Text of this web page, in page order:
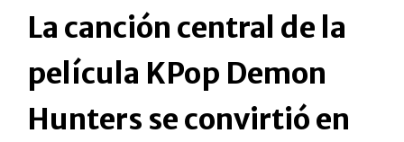
La canción central de la
película KPop Demon
Hunters se convirtió en